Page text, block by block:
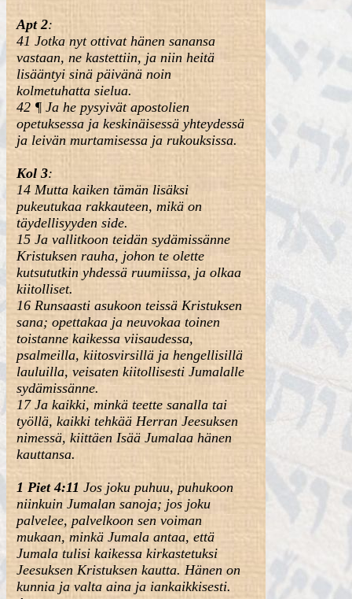
Apt 2:
41 Jotka nyt ottivat hänen sanansa
vastaan, ne kastettiin, ja niin heitä
lisääntyi sinä päivänä noin
kolmetuhatta sielua.
42 ¶ Ja he pysyivät apostolien
opetuksessa ja keskinäisessä yhteydessä
ja leivän murtamisessa ja rukouksissa.
Kol 3:
14 Mutta kaiken tämän lisäksi
pukeutukaa rakkauteen, mikä on
täydellisyyden side.
15 Ja vallitkoon teidän sydämissänne
Kristuksen rauha, johon te olette
kutsututkin yhdessä ruumiissa, ja olkaa
kiitolliset.
16 Runsaasti asukoon teissä Kristuksen
sana; opettakaa ja neuvokaa toinen
toistanne kaikessa viisaudessa,
psalmeilla, kiitosvirsillä ja hengellisillä
lauluilla, veisaten kiitollisesti Jumalalle
sydämissänne.
17 Ja kaikki, minkä teette sanalla tai
työllä, kaikki tehkää Herran Jeesuksen
nimessä, kiittäen Isää Jumalaa hänen
kauttansa.
1 Piet 4:11 Jos joku puhuu, puhukoon
niinkuin Jumalan sanoja; jos joku
palvelee, palvelkoon sen voiman
mukaan, minkä Jumala antaa, että
Jumala tulisi kaikessa kirkastetuksi
Jeesuksen Kristuksen kautta. Hänen on
kunnia ja valta aina ja iankaikkisesti.